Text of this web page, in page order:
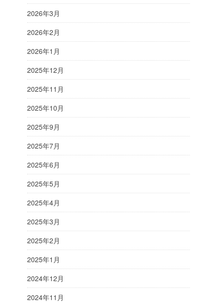
2026年3月
2026年2月
2026年1月
2025年12月
2025年11月
2025年10月
2025年9月
2025年7月
2025年6月
2025年5月
2025年4月
2025年3月
2025年2月
2025年1月
2024年12月
2024年11月